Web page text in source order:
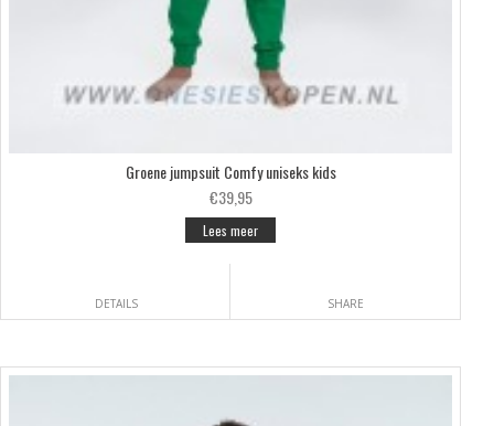
Groene jumpsuit Comfy uniseks kids
€39,95
Lees meer
DETAILS SHARE